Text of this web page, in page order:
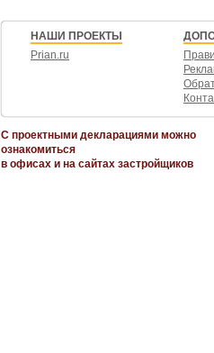
НАШИ ПРОЕКТЫ
Prian.ru
С проектными декларациями можно
ознакомиться
в офисах и на сайтах застройщиков